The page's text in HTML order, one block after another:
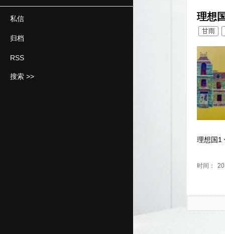
私信
归档
RSS
搜索 >>
理想
甘雨
理想国1
时间：